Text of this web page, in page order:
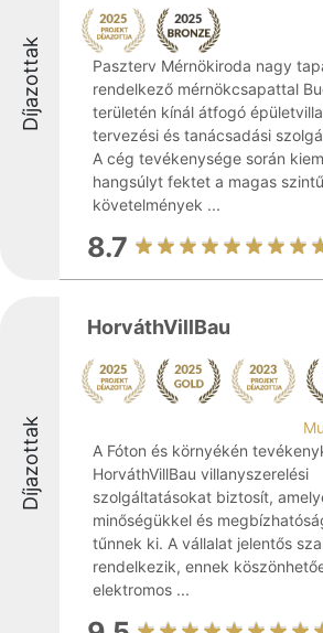
Díjazottak
Paszterv Mérnökiroda nagy
rendelkező mérnökcsapattal
területén kínál átfogó
tervezési és tanácsadási
A cég tevékenysége során
hangsúlyt fektet a magas
követelmények ...
8.7
Díjazottak
HorváthVillBau
A Fóton és környékén
HorváthVillBau villanyszerelési
szolgáltatásokat biztosít,
minőségükkel és
tűnnek ki. A vállalat jelentős
rendelkezik, ennek
elektromos ...